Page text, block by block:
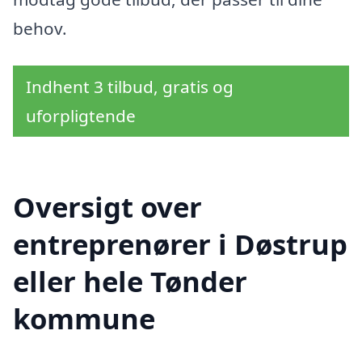
behov.
Indhent 3 tilbud, gratis og
uforpligtende
Oversigt over
entreprenører i Døstrup
eller hele Tønder
kommune